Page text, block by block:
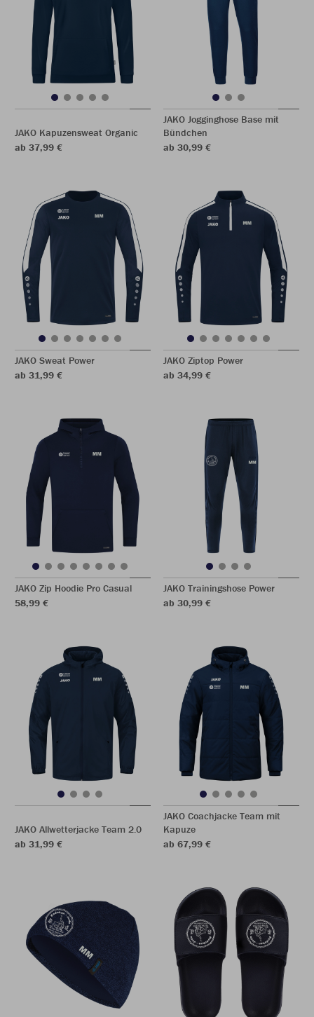
JAKO Kapuzensweat Organic
ab 37,99 €
JAKO Jogginghose Base mit
Bündchen
ab 30,99 €
JAKO Sweat Power
ab 31,99 €
JAKO Ziptop Power
ab 34,99 €
JAKO Zip Hoodie Pro Casual
58,99 €
JAKO Trainingshose Power
ab 30,99 €
JAKO Allwetterjacke Team 2.0
ab 31,99 €
JAKO Coachjacke Team mit
Kapuze
ab 67,99 €